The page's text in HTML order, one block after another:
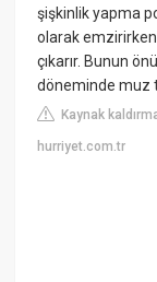
şişkinlik yapma
olarak
çıkarır. Bunun
döneminde muz
Kaynak
hurriyet.com.tr